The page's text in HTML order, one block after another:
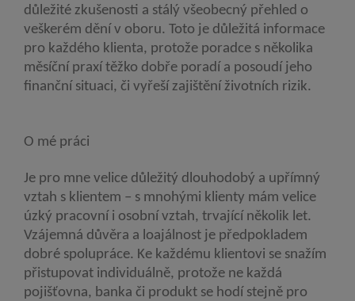
důležité zkušenosti a stálý všeobecný přehled o
veškerém dění v oboru. Toto je důležitá informace
pro každého klienta, protože poradce s několika
měsíční praxí těžko dobře poradí a posoudí jeho
finanční situaci, či vyřeší zajištění životních rizik.
O mé práci
Je pro mne velice důležitý dlouhodobý a upřímný
vztah s klientem – s mnohými klienty mám velice
úzký pracovní i osobní vztah, trvající několik let.
Vzájemná důvěra a loajálnost je předpokladem
dobré spolupráce. Ke každému klientovi se snažím
přistupovat individuálně, protože ne každá
pojišťovna, banka či produkt se hodí stejně pro